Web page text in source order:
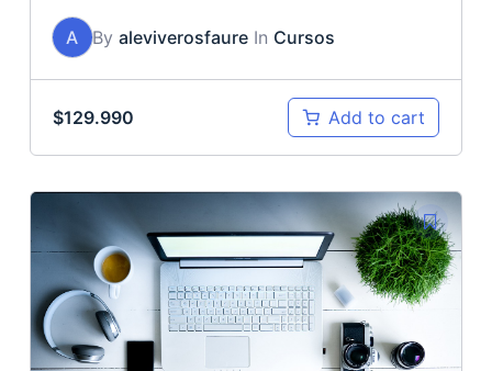
A By aleviverosfaureIn Cursos
$129.990 Add to cart